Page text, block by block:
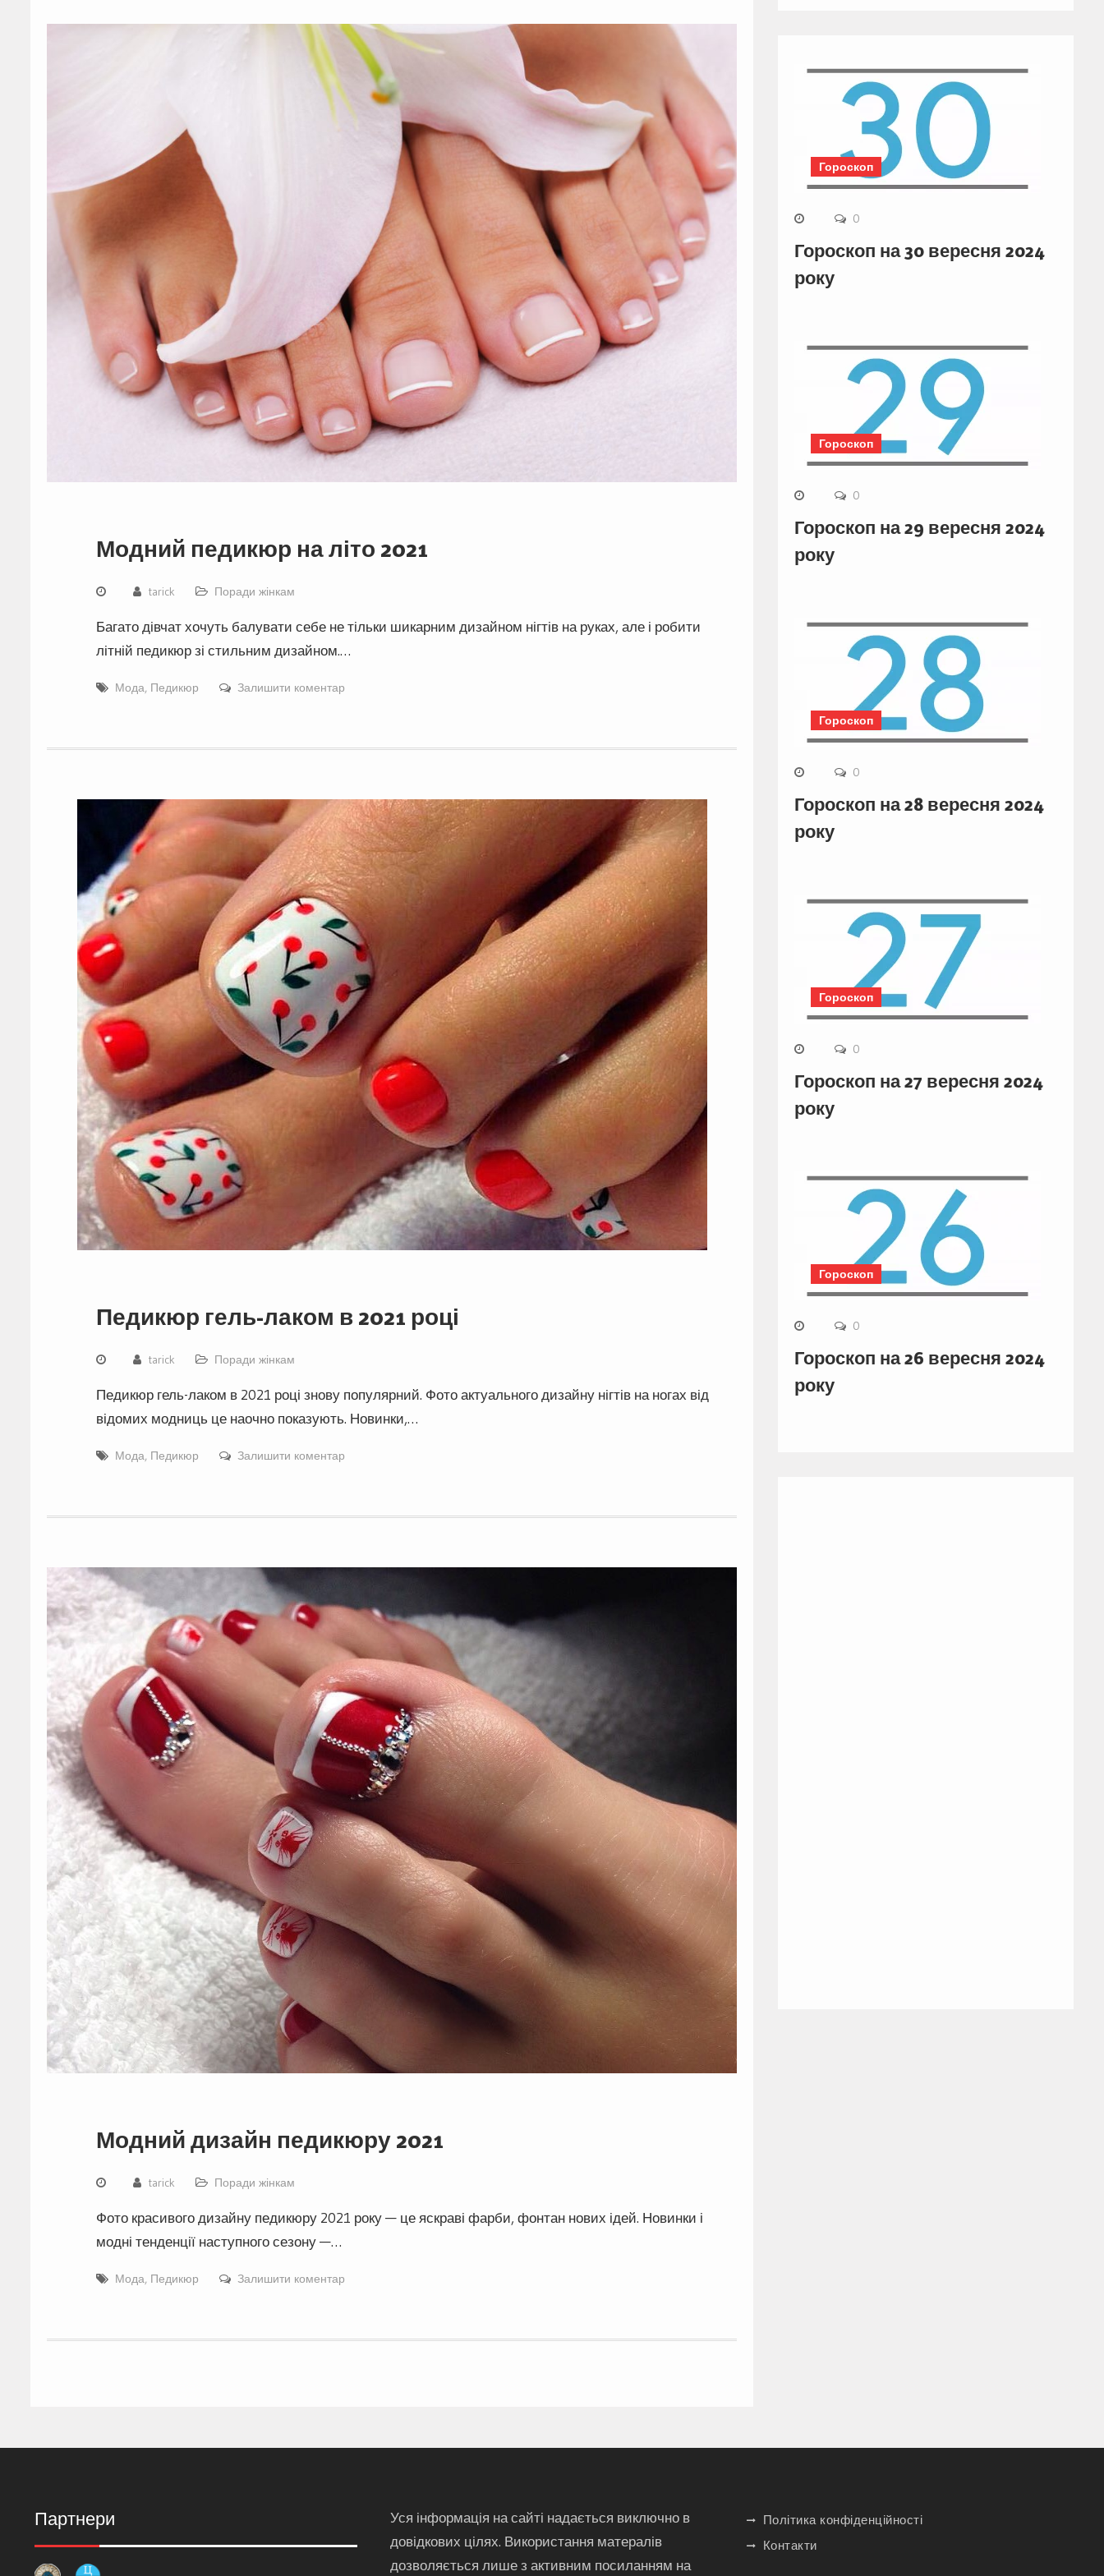
Модний педикюр на літо 2021
tarick Поради жінкам
Багато дівчат хочуть балувати себе не тільки шикарним дизайном нігтів на руках, але і робити
літній педикюр зі стильним дизайном.…
Мода, Педикюр Залишити коментар
Педикюр гель-лаком в 2021 році
tarick Поради жінкам
Педикюр гель-лаком в 2021 році знову популярний. Фото актуального дизайну нігтів на ногах від
відомих модниць це наочно показують. Новинки,…
Мода, Педикюр Залишити коментар
Модний дизайн педикюру 2021
tarick Поради жінкам
Фото красивого дизайну педикюру 2021 року — це яскраві фарби, фонтан нових ідей. Новинки і
модні тенденції наступного сезону —…
Мода, Педикюр Залишити коментар
Гороскоп
0
Гороскоп на 30 вересня 2024
року
Гороскоп
0
Гороскоп на 29 вересня 2024
року
Гороскоп
0
Гороскоп на 28 вересня 2024
року
Гороскоп
0
Гороскоп на 27 вересня 2024
року
Гороскоп
0
Гороскоп на 26 вересня 2024
року
Партнери
Уся інформація на сайті надається виключно в
довідкових цілях. Використання матералів
дозволяється лише з активним посиланням на
Політика конфіденційності
Контакти